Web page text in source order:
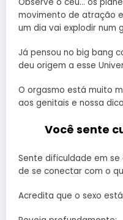
movimento de atração
um dia vai explodir num
Já pensou no big bang
deu origem a esse
O orgasmo está muito
aos genitais e nossa
Você sente
Sente dificuldade em
de se conectar com o
Acredita que o sexo